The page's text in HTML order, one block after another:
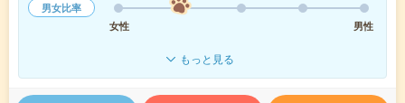
男女比率
女性
男性
もっと見る